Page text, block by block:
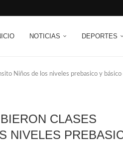
NOTICIAS DEPORTES
Niños de los niveles prebasico y
CLASES
NIVELES